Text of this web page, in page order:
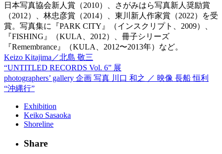
日本写真協会新人賞（2010）、さがみはら写真新人奨励賞
（2012）、林忠彦賞（2014）、東川新人作家賞（2022）を受
賞。写真集に『PARK CITY』（インスクリプト、2009）、
『FISHING』（KULA、2012）、冊子シリーズ
『Remembrance』（KULA、2012〜2013年）など。
Keizo Kitajima／北島 敬三
“UNTITLED RECORDS Vol. 6” 展
photographers’ gallery 企画 写真 川口 和之 ／ 映像 長船 恒利
“沖縄行”
Exhibition
Keiko Sasaoka
Shoreline
Share